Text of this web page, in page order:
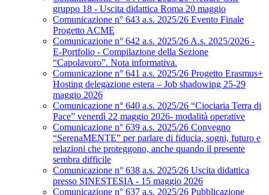
gruppo 18 - Uscita didattica Roma 20 maggio
Comunicazione n° 643 a.s. 2025/26 Evento Finale
Progetto ACME
Comunicazione n° 642 a.s. 2025/26 A.s. 2025/2026 -
E-Portfolio - Compilazione della Sezione
“Capolavoro”. Nota informativa.
Comunicazione n° 641 a.s. 2025/26 Progetto Erasmus+
Hosting delegazione estera – Job shadowing 25-29
maggio 2026
Comunicazione n° 640 a.s. 2025/26 “Ciociaria Terra di
Pace” venerdì 22 maggio 2026- modalità operative
Comunicazione n° 639 a.s. 2025/26 Convegno
“SerenaMENTE” per parlare di fiducia, sogni, futuro e
relazioni che proteggono, anche quando il presente
sembra difficile
Comunicazione n° 638 a.s. 2025/26 Uscita didattica
presso SINESTESIA - 15 maggio 2026
Comunicazione n° 637 a.s. 2025/26 Pubblicazione